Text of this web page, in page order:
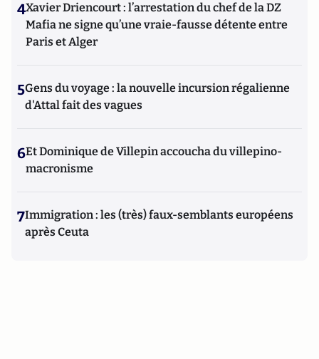
4Xavier Driencourt : l’arrestation du chef de la DZ
Mafia ne signe qu’une vraie-fausse détente entre
Paris et Alger
5Gens du voyage : la nouvelle incursion régalienne
d'Attal fait des vagues
6Et Dominique de Villepin accoucha du villepino-
macronisme
7Immigration : les (très) faux-semblants européens
après Ceuta